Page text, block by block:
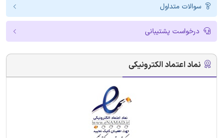
سوالات متداول
درخواست پشتیبانی
نماد اعتماد الکترونیکی